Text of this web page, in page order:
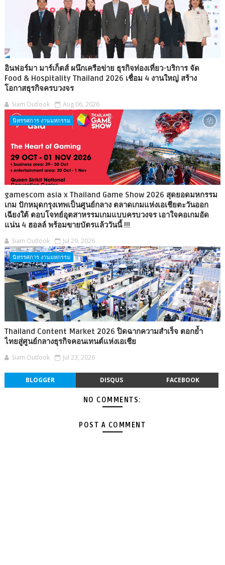
อินฟอร์มา มาร์เก็ตส์ ผนึกเครือข่าย ธุรกิจท่องเที่ยว-บริการ จัด
Food & Hospitality Thailand 2026 เชื่อม 4 งานใหญ่ สร้าง
โอกาสธุรกิจครบวงจร
Siam Outlook Aug 06, 2026
นิทรรศการ งานมหกรรม
gamescom asia x Thailand Game Show 2026 สุดยอดมหกรรม
เกม ปักหมุดกรุงเทพเป็นศูนย์กลาง ตลาดเกมแห่งเอเชียตะวันออก
เฉียงใต้ ตอบโจทย์อุตสาหรรมเกมแบบครบวงจร เอาใจคอเกมอัด
แน่น 4 ฮอลล์ พร้อมขายบัตรแล้ววันนี้ !!!
Siam Outlook Jul 29, 2026
นิทรรศการ งานมหกรรม
Thailand Content Market 2026 ปิดฉากความสำเร็จ ตอกย้ำ
ไทยสู่ศูนย์กลางธุรกิจคอนเทนต์แห่งเอเชีย
Siam Outlook Jul 23, 2026
BLOGGER DISQUS FACEBOOK
NO COMMENTS:
POST A COMMENT